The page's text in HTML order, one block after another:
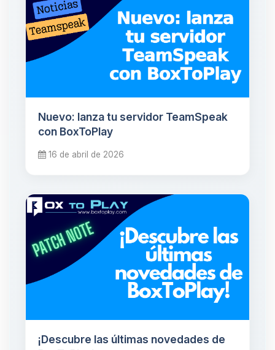
Nuevo: lanza tu servidor TeamSpeak
con BoxToPlay
16 de abril de 2026
¡Descubre las últimas novedades de